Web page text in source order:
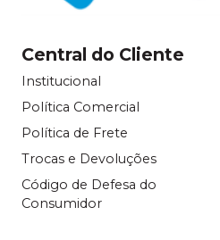
Central do Cliente
Institucional
Política Comercial
Política de Frete
Trocas e Devoluções
Código de Defesa do
Consumidor